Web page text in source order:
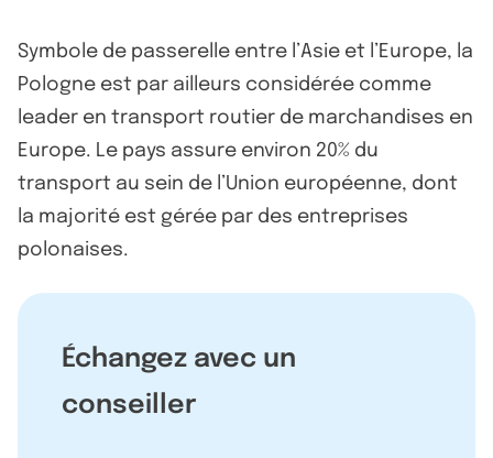
Symbole de passerelle entre l’Asie et l’Europe, la
Pologne est par ailleurs considérée comme
leader en transport routier de marchandises en
Europe. Le pays assure environ 20% du
transport au sein de l’Union européenne, dont
la majorité est gérée par des entreprises
polonaises.
Échangez avec un
conseiller